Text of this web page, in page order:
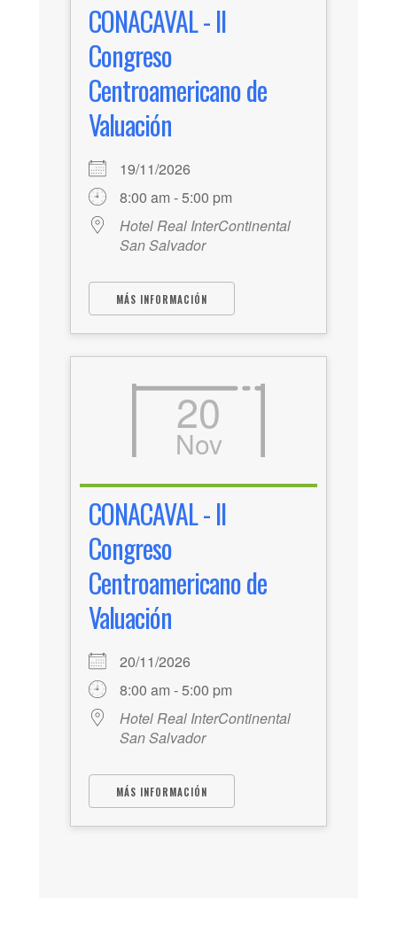
CONACAVAL - II
Congreso
Centroamericano de
Valuación
19/11/2026
8:00 am - 5:00 pm
Hotel Real InterContinental
San Salvador
MÁS INFORMACIÓN
20
Nov
CONACAVAL - II
Congreso
Centroamericano de
Valuación
20/11/2026
8:00 am - 5:00 pm
Hotel Real InterContinental
San Salvador
MÁS INFORMACIÓN